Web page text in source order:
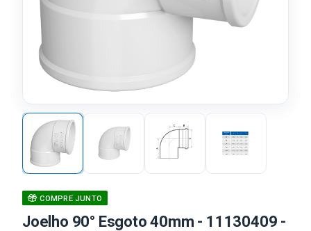
COMPRE JUNTO
Joelho 90° Esgoto 40mm - 11130409 -